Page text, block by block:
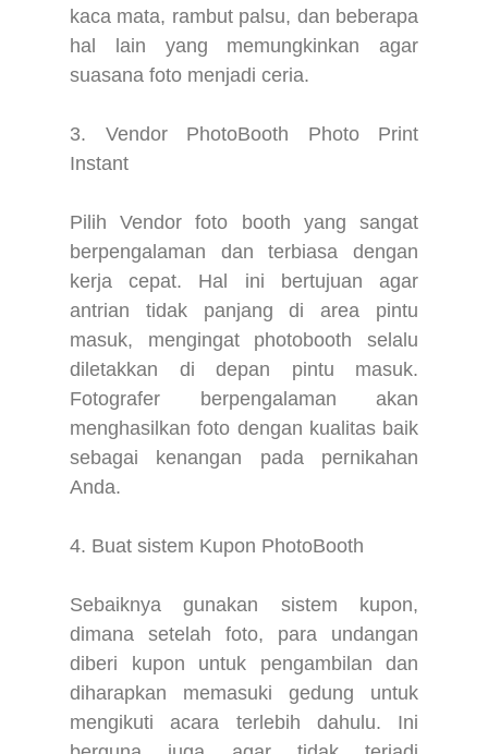
kaca mata, rambut palsu, dan beberapa
hal lain yang memungkinkan agar
suasana foto menjadi ceria.
3. Vendor PhotoBooth Photo Print
Instant
Pilih Vendor foto booth yang sangat
berpengalaman dan terbiasa dengan
kerja cepat. Hal ini bertujuan agar
antrian tidak panjang di area pintu
masuk, mengingat photobooth selalu
diletakkan di depan pintu masuk.
Fotografer berpengalaman akan
menghasilkan foto dengan kualitas baik
sebagai kenangan pada pernikahan
Anda.
4. Buat sistem Kupon PhotoBooth
Sebaiknya gunakan sistem kupon,
dimana setelah foto, para undangan
diberi kupon untuk pengambilan dan
diharapkan memasuki gedung untuk
mengikuti acara terlebih dahulu. Ini